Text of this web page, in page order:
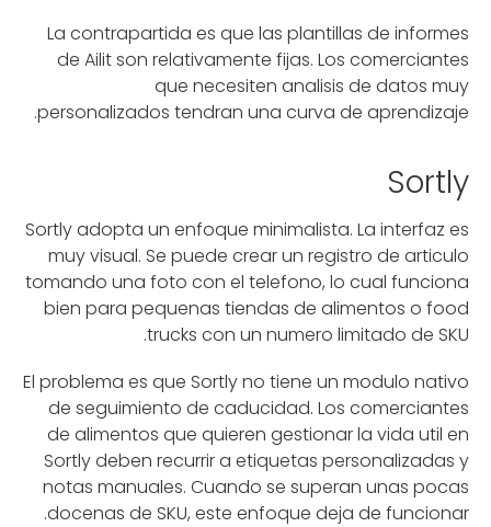
La contrapartida es que las plantillas de informes
de Ailit son relativamente fijas. Los comerciantes
que necesiten analisis de datos muy
personalizados tendran una curva de aprendizaje.
Sortly
Sortly adopta un enfoque minimalista. La interfaz es
muy visual. Se puede crear un registro de articulo
tomando una foto con el telefono, lo cual funciona
bien para pequenas tiendas de alimentos o food
trucks con un numero limitado de SKU.
El problema es que Sortly no tiene un modulo nativo
de seguimiento de caducidad. Los comerciantes
de alimentos que quieren gestionar la vida util en
Sortly deben recurrir a etiquetas personalizadas y
notas manuales. Cuando se superan unas pocas
docenas de SKU, este enfoque deja de funcionar.